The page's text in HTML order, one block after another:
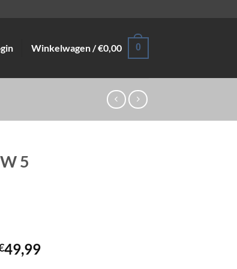
Winkelwagen /€0,00 0
5
49,99